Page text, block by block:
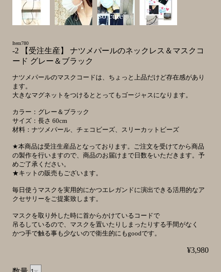
Item780
-2 【受注生産】 ナツメパールのネックレス＆マスクコ
ード グレー＆ブラック
ナツメパールのマスクコードは、ちょっと上品だけど存在感があり
ます。
大きなマグネットをつけるととってもゴージャスになります。
カラー：グレー＆ブラック
サイズ：長さ 60cm
材料：ナツメパール、チェコビーズ、スリーカットビーズ
★本商品は受注生産品となっております。ご注文を受けてから商品
の製作を行いますので、商品のお届けまで日数をいただきます。予
めご了承ください。
★キットの販売もございます。
毎日使うマスクを実用的にかつエレガンドに演出できる活用的なア
クセサリーをご提案致します。
マスクを取り外した時に首からかけているコードで
吊るしているので、マスクを置いたりしまったりする手間がなく
かつ手で触る事も少ないので衛生的にもgoodです。
¥3,980